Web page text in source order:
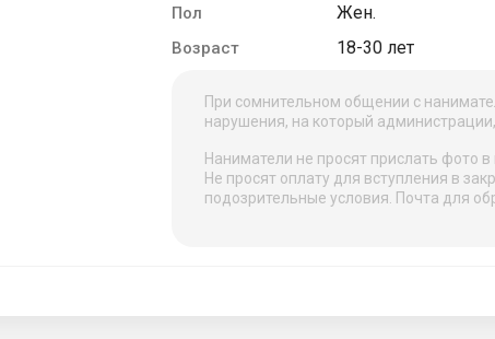
Пол Жен.
Возраст 18-30 лет
При сомнительном общении с
нарушения, на который
Наниматели не просят прислать фото
Не просят оплату для вступления в
подозрительные условия. Почта для